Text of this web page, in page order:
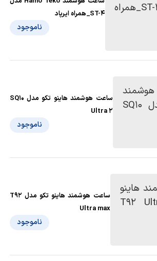
ST-4_همراه ایرپاد
ناموجود
ساعت هوشمند هاینو تکو مدل SQ10
Ultra 2
ناموجود
ساعت هوشمند هاینو تکو مدل T92
Ultra max
ناموجود